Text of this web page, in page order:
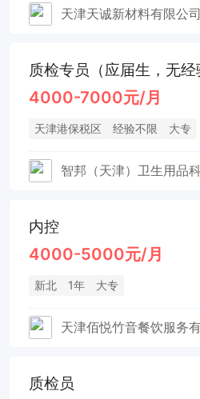
天津天诚新材料有限公司
4000-7000元/月
天津港保税区 经验不限 大专
智邦（天津）卫生用品
内控
4000-5000元/月
新北 1年 大专
天津佰悦竹音餐饮服务
质检员